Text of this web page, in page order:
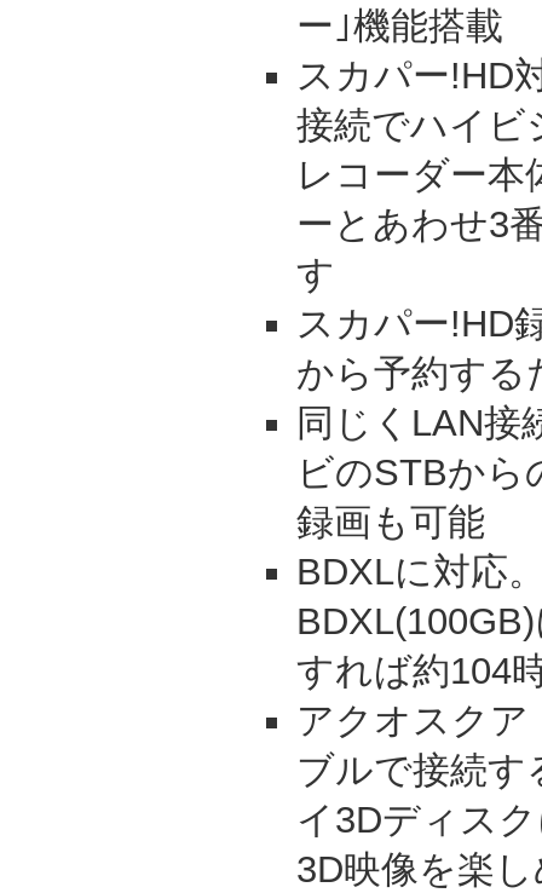
ー｣機能搭載
スカパー!HD
接続でハイビ
レコーダー
ーとあわせ3
す
スカパー!HD
から予約する
同じくLAN接
ビのSTBか
録画も可能
BDXLに対応
すれば約104
アクオスクア
ブルで接続す
イ3Dディス
3D映像を楽